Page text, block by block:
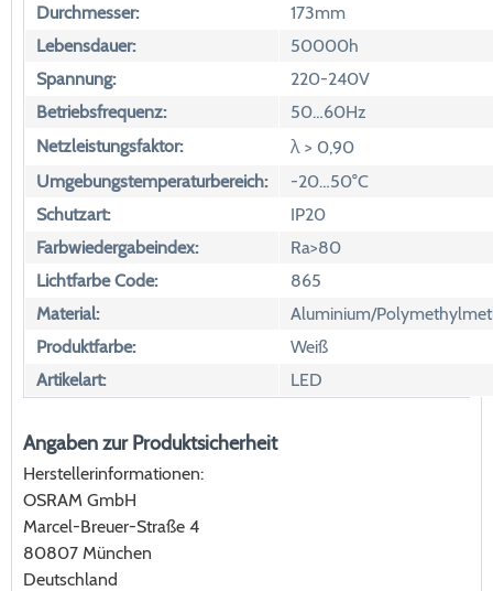
Durchmesser:
173mm
Lebensdauer:
50000h
Spannung:
220-240V
Betriebsfrequenz:
50…60Hz
Netzleistungsfaktor:
λ > 0,90
Umgebungstemperaturbereich:
-20…50°C
Schutzart:
IP20
Farbwiedergabeindex:
Ra>80
Lichtfarbe Code:
865
Material:
Aluminium/
Produktfarbe:
Weiß
Artikelart:
LED
Angaben zur Produktsicherheit
Herstellerinformationen:
OSRAM GmbH
Marcel-Breuer-Straße 4
80807 München
Deutschland